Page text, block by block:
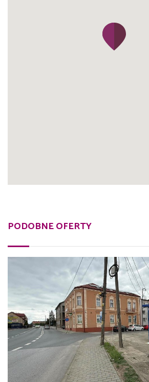
PODOBNE OFERTY